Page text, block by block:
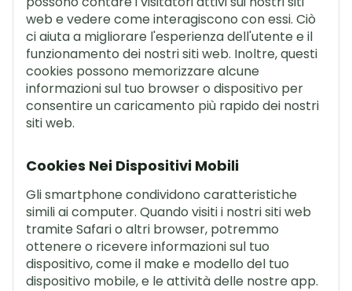
web e vedere come interagiscono con essi. Ciò
ci aiuta a migliorare l'esperienza dell'utente e il
funzionamento dei nostri siti web. Inoltre, questi
cookies possono memorizzare alcune
informazioni sul tuo browser o dispositivo per
consentire un caricamento più rapido dei nostri
siti web.
Cookies Nei Dispositivi Mobili
Gli smartphone condividono caratteristiche
simili ai computer. Quando visiti i nostri siti web
tramite Safari o altri browser, potremmo
ottenere o ricevere informazioni sul tuo
dispositivo, come il make e modello del tuo
dispositivo mobile, e le attività delle nostre app.